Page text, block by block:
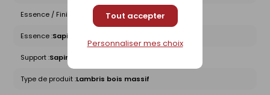
Tout accepter
Personnaliser mes choix
Essence / Finition :
Essence :Sapin
Support :Sapin
Type de produit :Lambris bois massif